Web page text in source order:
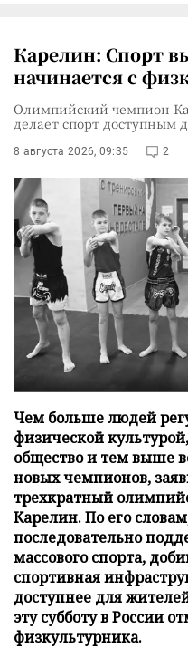
Карелин: Спорт
начинается с
Олимпийский чемпион
делает спорт доступным
8 августа 2026, 09:35 2
Чем больше людей
физической
общество и тем выше
новых чемпионов,
трехкратный
Карелин. По его
последовательно
массового спорта,
спортивная
доступнее для
эту субботу в России
физкультурника.